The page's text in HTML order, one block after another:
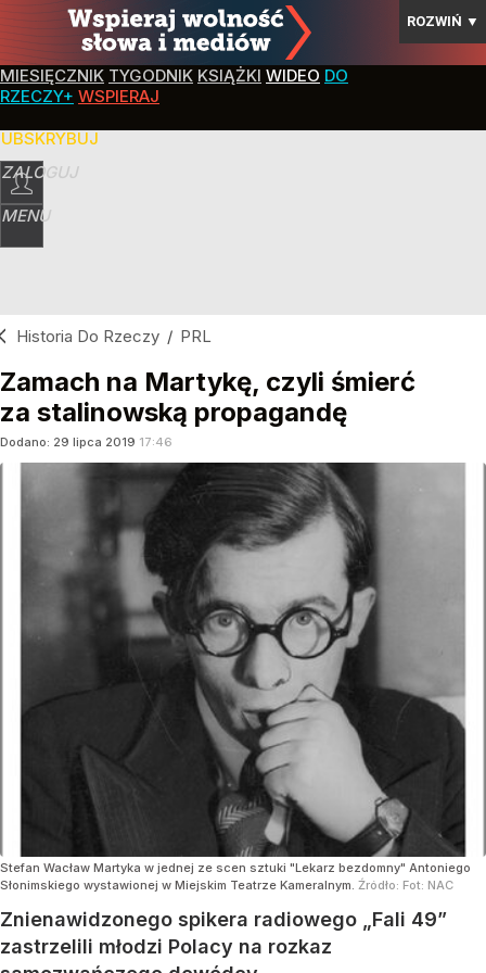
ROZWIŃ ▼
MIESIĘCZNIK TYGODNIK KSIĄŻKI WIDEO DO
RZECZY+ WSPIERAJ
ZALOGUJ
MENU
Historia Do Rzeczy / PRL
Zamach na Martykę, czyli śmierć
za stalinowską propagandę
Dodano: 29 lipca 2019 17:46
Stefan Wacław Martyka w jednej ze scen sztuki "Lekarz bezdomny" Antoniego
Słonimskiego wystawionej w Miejskim Teatrze Kameralnym. Źródło: Fot: NAC
Znienawidzonego spikera radiowego „Fali 49”
zastrzelili młodzi Polacy na rozkaz